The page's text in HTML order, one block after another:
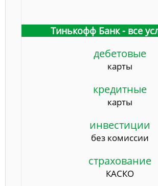
Тинькофф Банк - все
дебетовые
карты
кредитные
карты
инвестиции
без комиссии
страхование
КАСКО